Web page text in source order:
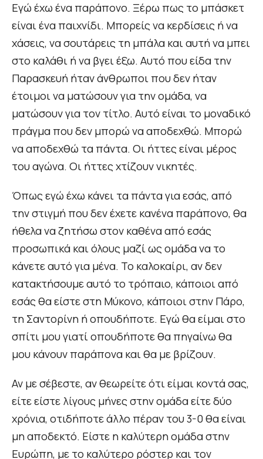
Εγώ έχω ένα παράπονο. Ξέρω πως το μπάσκετ
είναι ένα παιχνίδι. Μπορείς να κερδίσεις ή να
χάσεις, να σουτάρεις τη μπάλα και αυτή να μπει
στο καλάθι ή να βγει έξω. Αυτό που είδα την
Παρασκευή ήταν άνθρωποι που δεν ήταν
έτοιμοι να ματώσουν για την ομάδα, να
ματώσουν για τον τίτλο. Αυτό είναι το μοναδικό
πράγμα που δεν μπορώ να αποδεχθώ. Μπορώ
να αποδεχθώ τα πάντα. Οι ήττες είναι μέρος
του αγώνα. Οι ήττες χτίζουν νικητές.
Όπως εγώ έχω κάνει τα πάντα για εσάς, από
την στιγμή που δεν έχετε κανένα παράπονο, θα
ήθελα να ζητήσω στον καθένα από εσάς
προσωπικά και όλους μαζί ως ομάδα να το
κάνετε αυτό για μένα. Το καλοκαίρι, αν δεν
κατακτήσουμε αυτό το τρόπαιο, κάποιοι από
εσάς θα είστε στη Μύκονο, κάποιοι στην Πάρο,
τη Σαντορίνη ή οπουδήποτε. Εγώ θα είμαι στο
σπίτι μου γιατί οπουδήποτε θα πηγαίνω θα
μου κάνουν παράπονα και θα με βρίζουν.
Αν με σέβεστε, αν θεωρείτε ότι είμαι κοντά σας,
είτε είστε λίγους μήνες στην ομάδα είτε δύο
χρόνια, οτιδήποτε άλλο πέραν του 3-0 θα είναι
μη αποδεκτό. Είστε η καλύτερη ομάδα στην
Ευρώπη, με το καλύτερο ρόστερ και τον